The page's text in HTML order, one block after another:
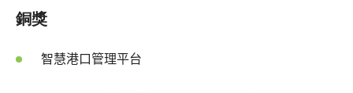
銅獎
智慧港口管理平台